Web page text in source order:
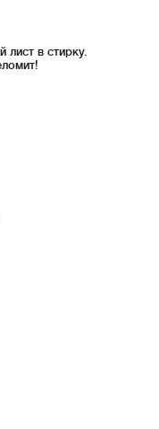
лист в стирку.